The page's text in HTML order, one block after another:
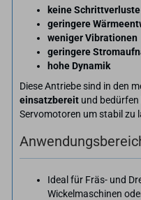
keine
geringere
weniger Vibrationen
geringere
hohe Dynamik
Diese Antriebe sind in den
einsatzbereit und
Servomotoren um stabil zu
Ideal für Fräs- und
Wickelmaschinen